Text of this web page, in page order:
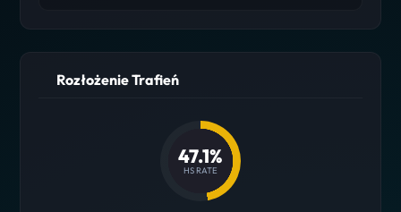
Rozłożenie Trafień
47.1%
HS RATE